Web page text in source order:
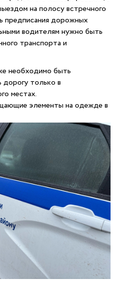
на полосу встречного
предписания дорожных
водителям нужно быть
транспорта и
необходимо быть
дорогу только в
местах.
элементы на одежде в